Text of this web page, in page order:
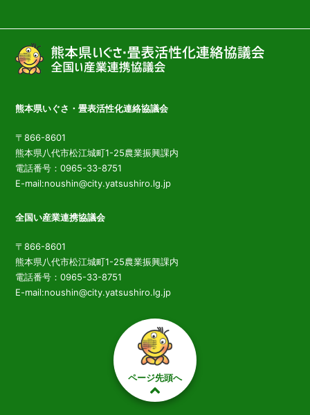
熊本県いぐさ・畳表活性化連絡協議会
〒866-8601
熊本県八代市松江城町1-25農業振興課内
電話番号：0965-33-8751
E-mail:noushin@city.yatsushiro.lg.jp
全国い産業連携協議会
〒866-8601
熊本県八代市松江城町1-25農業振興課内
電話番号：0965-33-8751
E-mail:noushin@city.yatsushiro.lg.jp
ページ先頭へ